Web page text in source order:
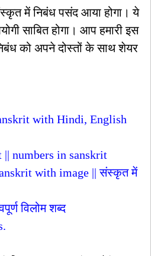
में निबंध पसंद आया होगा। ये
साबित होगा। आप हमारी इस
को अपने दोस्तों के साथ शेयर
with Hindi, English
numbers in sanskrit
with image || संस्कृत में
विलोम शब्द